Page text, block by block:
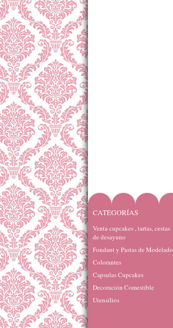
CATEGORÍAS
Venta cupcakes , tartas, cestas
de desayuno
Fondant y Pastas de Modelado
Colorantes
Capsulas Cupcakes
Decoración Comestible
Utensilios